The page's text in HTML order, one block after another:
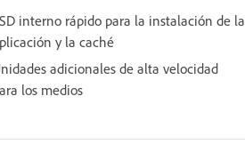
interno rápido para la instalación de la
y la caché
adicionales de alta velocidad
los medios